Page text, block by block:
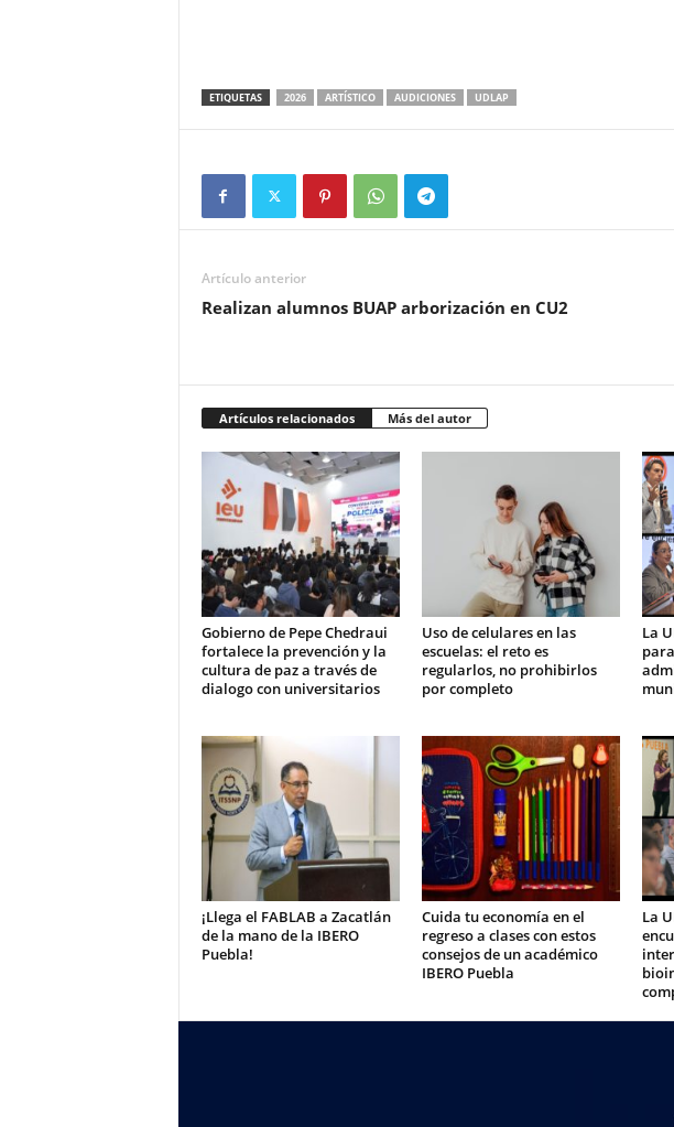
ETIQUETAS 2026 ARTÍSTICO AUDICIONES UDLAP
Artículo anterior
Realizan alumnos BUAP arborización en CU2
Artículos relacionados Más del autor
Gobierno de Pepe Chedraui
fortalece la prevención y la
cultura de paz a través de
dialogo con universitarios
Uso de celulares en las
escuelas: el reto es
regularlos, no prohibirlos
por completo
La
¡Llega el FABLAB a Zacatlán
de la mano de la IBERO
Puebla!
Cuida tu economía en el
regreso a clases con estos
consejos de un académico
IBERO Puebla
La